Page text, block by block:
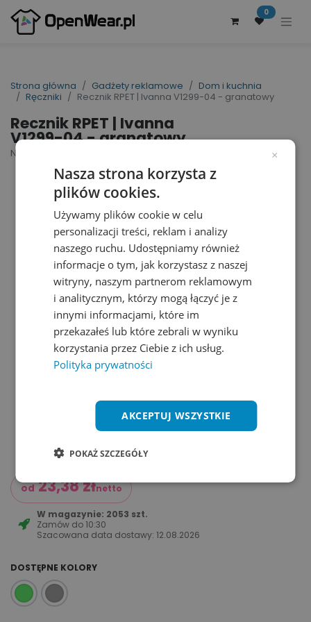
0
Strona główna Gadżety reklamowe
Dom i kuchnia
Ręczniki
Recznik RPET | Ivanna V1299-04 - granatowy
Recznik RPET | Ivanna
V1299-04 - granatowy
Nr artykułu dostawcy: V1299-04 | ID : 33387
od 23,38złnetto
W magazynie: 2053 szt.
Zamów do 10:30
Szacowana data dostawy:12.08.2026
DOSTĘPNE KOLORY
×
Nasza strona korzysta z
plików cookies.
Używamy plików cookie w celu
personalizacji treści, reklam i analizy
naszego ruchu. Udostępniamy również
informacje o tym, jak korzystasz z naszej
witryny, naszym partnerom reklamowym
i analitycznym, którzy mogą łączyć je z
innymi informacjami, które im
przekazałeś lub które zebrali w wyniku
korzystania przez Ciebie z ich usług.
Polityka prywatności
AKCEPTUJ WSZYSTKIE
POKAŻ SZCZEGÓŁY